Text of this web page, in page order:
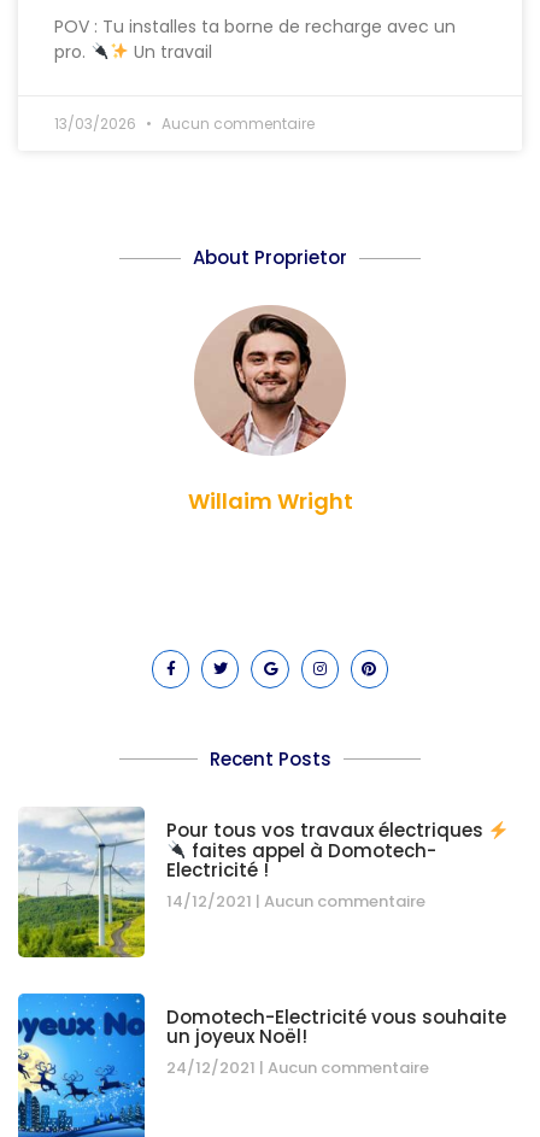
POV : Tu installes ta borne de recharge avec un
pro.
Un travail
13/03/2026 Aucun commentaire
About Proprietor
Willaim Wright
Recent Posts
Pour tous vos travaux électriques
faites appel à Domotech-
Electricité !
14/12/2021 Aucun commentaire
Domotech-Electricité vous souhaite
un joyeux Noël!
24/12/2021 Aucun commentaire